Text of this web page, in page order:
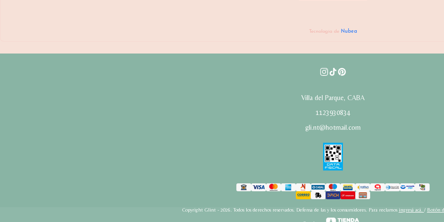
Tecnología de Nubea
Villa del Parque, CABA
1123930834
gli.nt@hotmail.com
Copyright Glint - 2026. Todos los derechos reservados. Defensa de las y los consumidores. Para reclamos ingresá acá. / Botón